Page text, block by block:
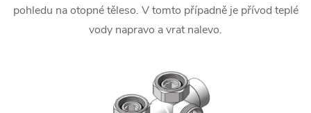
pohledu na otopné těleso. V tomto případně je přívod teplé
vody napravo a vrat nalevo.